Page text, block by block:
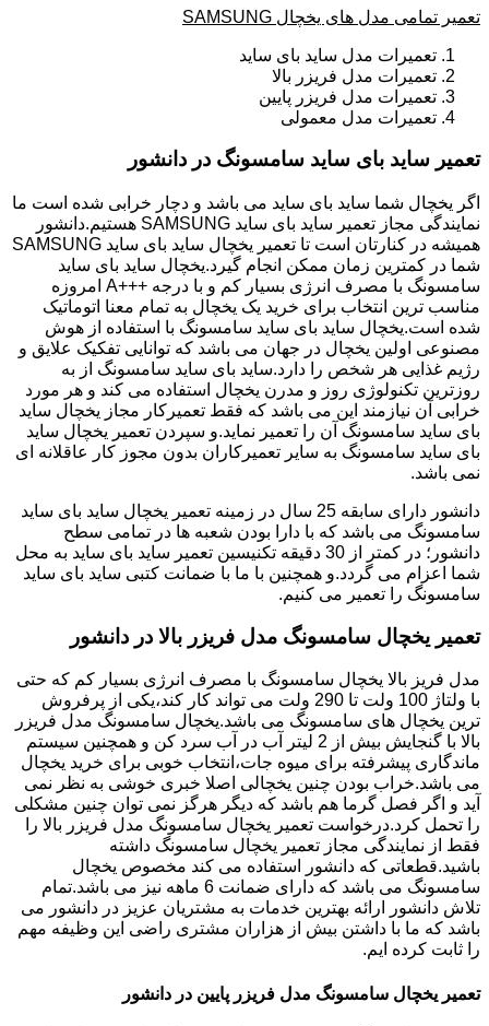
تعمیر تمامی مدل های یخچال SAMSUNG
تعمیرات مدل ساید بای ساید
تعمیرات مدل فریزر بالا
تعمیرات مدل فریزر پایین
تعمیرات مدل معمولی
تعمیر ساید بای ساید سامسونگ در دانشور
اگر یخچال شما ساید بای ساید می باشد و دچار خرابی شده است ما
نمایندگی مجاز تعمیر ساید بای ساید SAMSUNG هستیم.دانشور
همیشه در کنارتان است تا تعمیر یخچال ساید بای ساید SAMSUNG
شما در کمترین زمان ممکن انجام گیرد.یخچال ساید بای ساید
سامسونگ با مصرف انرژی بسیار کم و با درجه +++A امروزه
مناسب ترین انتخاب برای خرید یک یخچال به تمام معنا اتوماتیک
شده است.یخچال ساید بای ساید سامسونگ با استفاده از هوش
مصنوعی اولین یخچال در جهان می باشد که توانایی تفکیک علایق و
رژیم غذایی هر شخص را دارد.ساید بای ساید سامسونگ از به
روزترین تکنولوژی روز و مدرن یخچال استفاده می کند و هر مورد
خرابی آن نیازمند این می باشد که فقط تعمیرکار مجاز یخچال ساید
بای ساید سامسونگ آن را تعمیر نماید.و سپردن تعمیر یخچال ساید
بای ساید سامسونگ به سایر تعمیرکاران بدون مجوز کار عاقلانه ای
نمی باشد.
دانشور دارای سابقه 25 سال در زمینه تعمیر یخچال ساید بای ساید
سامسونگ می باشد که با دارا بودن شعبه ها در تمامی سطح
دانشور؛ در کمتر از 30 دقیقه تکنیسین تعمیر ساید بای ساید به محل
شما اعزام می گردد.و همچنین با ما با ضمانت کتبی ساید بای ساید
سامسونگ را تعمیر می کنیم.
تعمیر یخچال سامسونگ مدل فریزر بالا در دانشور
مدل فریز بالا یخچال سامسونگ با مصرف انرژی بسیار کم که حتی
با ولتاژ 100 ولت تا 290 ولت می تواند کار کند،یکی از پرفروش
ترین یخچال های سامسونگ می باشد.یخچال سامسونگ مدل فریزر
بالا با گنجایش بیش از 2 لیتر آب در آب سرد کن و همچنین سیستم
ماندگاری پیشرفته برای میوه جات،انتخاب خوبی برای خرید یخچال
می باشد.خراب بودن چنین یخچالی اصلا خبری خوشی به نظر نمی
آید و اگر فصل گرما هم باشد که دیگر هرگز نمی توان چنین مشکلی
را تحمل کرد.درخواست تعمیر یخچال سامسونگ مدل فریزر بالا را
فقط از نمایندگی مجاز تعمیر یخچال سامسونگ داشته
باشید.قطعاتی که دانشور استفاده می کند مخصوص یخچال
سامسونگ می باشد که دارای ضمانت 6 ماهه نیز می باشد.تمام
تلاش دانشور ارائه بهترین خدمات به مشتریان عزیز در دانشور می
باشد که ما با داشتن بیش از هزاران مشتری راضی این وظیفه مهم
را ثابت کرده ایم.
تعمیر یخچال سامسونگ مدل فریزر پایین در دانشور